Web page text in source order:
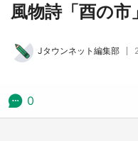
太郎グッ
ラプラス
公式プロ
風物詩「酉の市
Jタウンネット編集部
0